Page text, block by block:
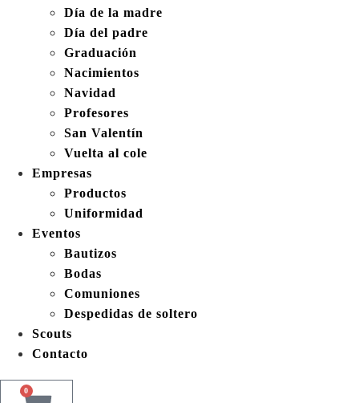
Día de la madre
Día del padre
Graduación
Nacimientos
Navidad
Profesores
San Valentín
Vuelta al cole
Empresas
Productos
Uniformidad
Eventos
Bautizos
Bodas
Comuniones
Despedidas de soltero
Scouts
Contacto
0